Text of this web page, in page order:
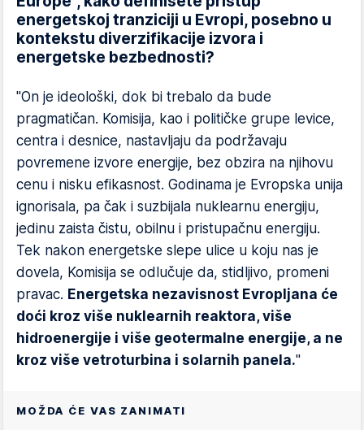
energetskoj tranziciji u Evropi, posebno u
kontekstu diverzifikacije izvora i
energetske bezbednosti?
"On je ideološki, dok bi trebalo da bude
pragmatičan. Komisija, kao i političke grupe levice,
centra i desnice, nastavljaju da podržavaju
povremene izvore energije, bez obzira na njihovu
cenu i nisku efikasnost. Godinama je Evropska unija
ignorisala, pa čak i suzbijala nuklearnu energiju,
jedinu zaista čistu, obilnu i pristupačnu energiju.
Tek nakon energetske slepe ulice u koju nas je
dovela, Komisija se odlučuje da, stidljivo, promeni
pravac. Energetska nezavisnost Evropljana će
doći kroz više nuklearnih reaktora, više
hidroenergije i više geotermalne energije, a ne
kroz više vetroturbina i solarnih panela."
MOŽDA ĆE VAS ZANIMATI